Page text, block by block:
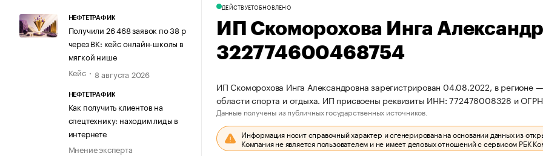
НЕФТЕТРАФИК
Получили 26 468 заявок по 38 р
через ВК: кейс онлайн-школы в
мягкой нише
Кейс
8 августа 2026
НЕФТЕТРАФИК
Как получить клиентов на
спецтехнику: находим лиды в
интернете
Мнение эксперта
ДЕЙСТВУЕТОБНОВЛЕНО
ИП Скоморохова Инга
322774600468754
ИП Скоморохова Инга Александровна зарегистрирован 04.08.2022, в регионе
области спорта и отдыха. ИП присвоены реквизиты ИНН: 772478008328 и
Данные получены из публичных государственных источников.
Информация носит справочный характер и сгенерирована на основании данных из
Компания не является пользователем и не имеет деловых отношений с сервисом РБК